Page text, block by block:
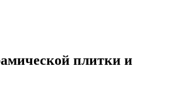
плитки и